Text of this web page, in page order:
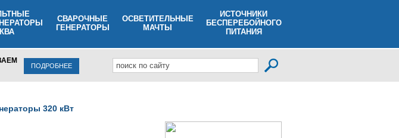
СВАРОЧНЫЕ
ГЕНЕРАТОРЫ
ОСВЕТИТЕЛЬНЫЕ
МАЧТЫ
ИСТОЧНИКИ
БЕСПЕРЕБОЙНОГО
ПИТАНИЯ
ПОДРОБНЕЕ
320 кВт